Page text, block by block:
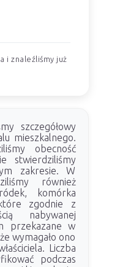
i znaleźliśmy już
szczegółowy
mieszkalnego.
obecność
stwierdziliśmy
zakresie. W
również
komórka
zgodnie z
nabywanej
przekazane w
wymagało ono
Liczba
podczas